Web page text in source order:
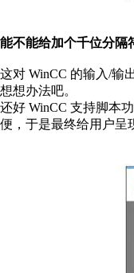
能不能给加个千位分隔
这对 WinCC 的输入/输
想想办法吧。
还好 WinCC 支持脚本
便，于是最终给用户呈